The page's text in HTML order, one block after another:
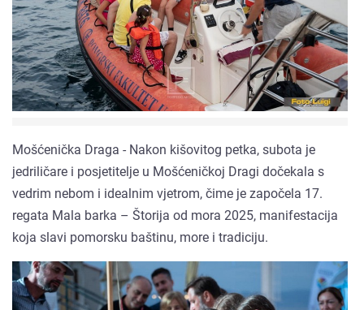
Mošćenička Draga - Nakon kišovitog petka, subota je
jedriličare i posjetitelje u Mošćeničkoj Dragi dočekala s
vedrim nebom i idealnim vjetrom, čime je započela 17.
regata Mala barka – Štorija od mora 2025, manifestacija
koja slavi pomorsku baštinu, more i tradiciju.